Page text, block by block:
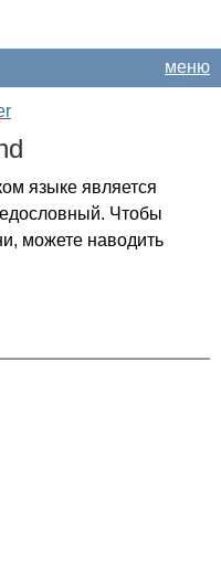
меню
языке является
Чтобы
можете наводить